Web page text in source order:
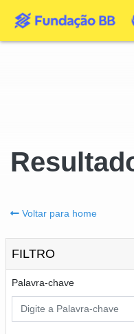
Voltar para home
FILTRO
Palavra-chave